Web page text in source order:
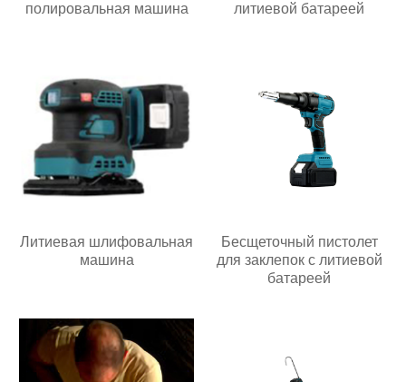
полировальная машина
литиевой батареей
Литиевая шлифовальная
машина
Бесщеточный пистолет
для заклепок с литиевой
батареей